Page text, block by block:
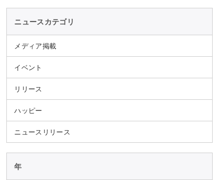
ニュースカテゴリ
メディア掲載
イベント
リリース
ハッピー
ニュースリリース
年